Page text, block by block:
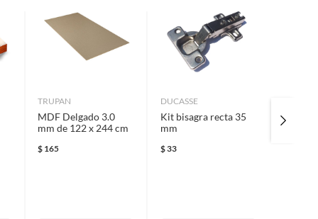
TRUPAN
MDF Delgado 3.0
mm de 122 x 244 cm
$ 165
DUCASSE
Kit bisagra recta 35
mm
$33
con